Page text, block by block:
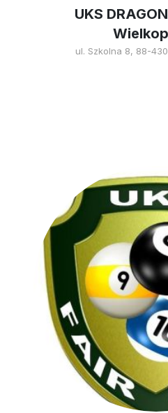
UKS
ul. Szkolna 8, 88-